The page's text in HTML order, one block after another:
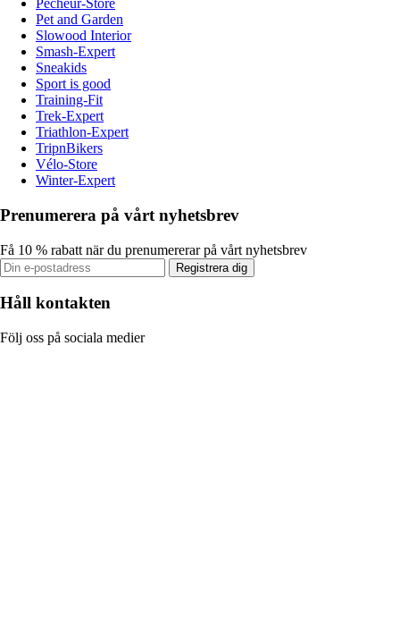
Pecheur-Store
Pet and Garden
Slowood Interior
Smash-Expert
Sneakids
Sport is good
Training-Fit
Trek-Expert
Triathlon-Expert
TripnBikers
Vélo-Store
Winter-Expert
Prenumerera på vårt nyhetsbrev
Få 10 % rabatt när du prenumererar på vårt nyhetsbrev
Registrera dig
Håll kontakten
Följ oss på sociala medier